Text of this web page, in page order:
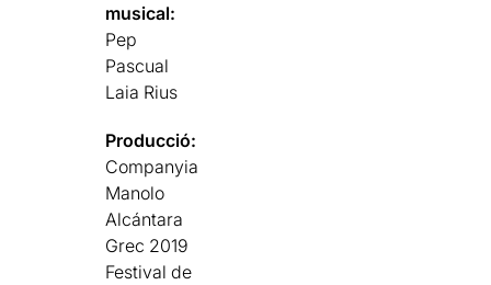
musical:
Pep
Pascual
Laia Rius
Producció:
Companyia
Manolo
Alcántara
Grec 2019
Festival de